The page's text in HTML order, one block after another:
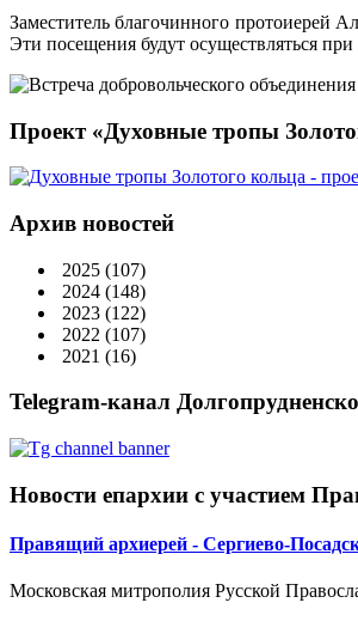
Заместитель благочинного протоиерей
Эти посещения будут осуществляться
Проект «Духовные тропы
Архив новостей
2025 (107)
2024 (148)
2023 (122)
2022 (107)
2021 (16)
Telegram-канал
Новости епархии с участием
Правящий архиерей - Сергиево-
Московская митрополия Русской